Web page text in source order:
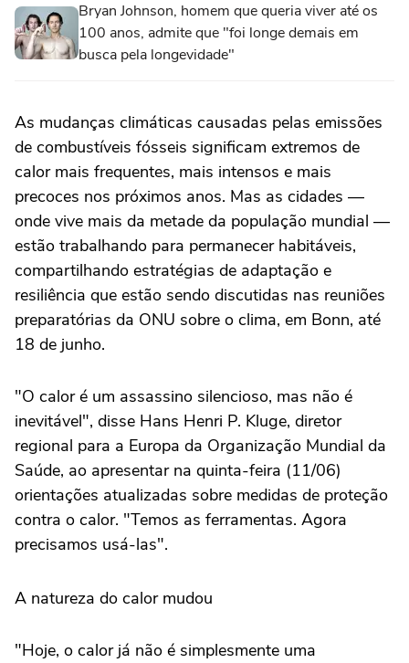
Bryan Johnson, homem que queria viver até os
100 anos, admite que "foi longe demais em
busca pela longevidade"
As mudanças climáticas causadas pelas emissões
de combustíveis fósseis significam extremos de
calor mais frequentes, mais intensos e mais
precoces nos próximos anos. Mas as cidades —
onde vive mais da metade da população mundial —
estão trabalhando para permanecer habitáveis,
compartilhando estratégias de adaptação e
resiliência que estão sendo discutidas nas reuniões
preparatórias da ONU sobre o clima, em Bonn, até
18 de junho.
"O calor é um assassino silencioso, mas não é
inevitável", disse Hans Henri P. Kluge, diretor
regional para a Europa da Organização Mundial da
Saúde, ao apresentar na quinta-feira (11/06)
orientações atualizadas sobre medidas de proteção
contra o calor. "Temos as ferramentas. Agora
precisamos usá-las".
A natureza do calor mudou
"Hoje, o calor já não é simplesmente uma